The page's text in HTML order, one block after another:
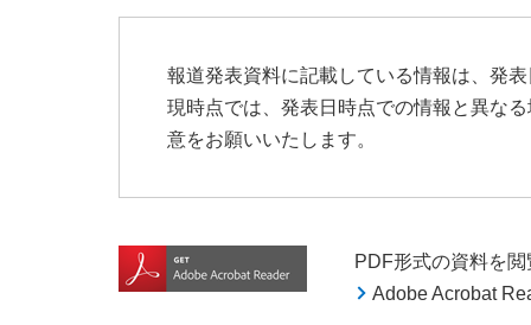
報道発表資料に記載している情報は、発
現時点では、発表日時点での情報と異な
意をお願いいたします。
PDF形式の資料を
Adobe Acrobat